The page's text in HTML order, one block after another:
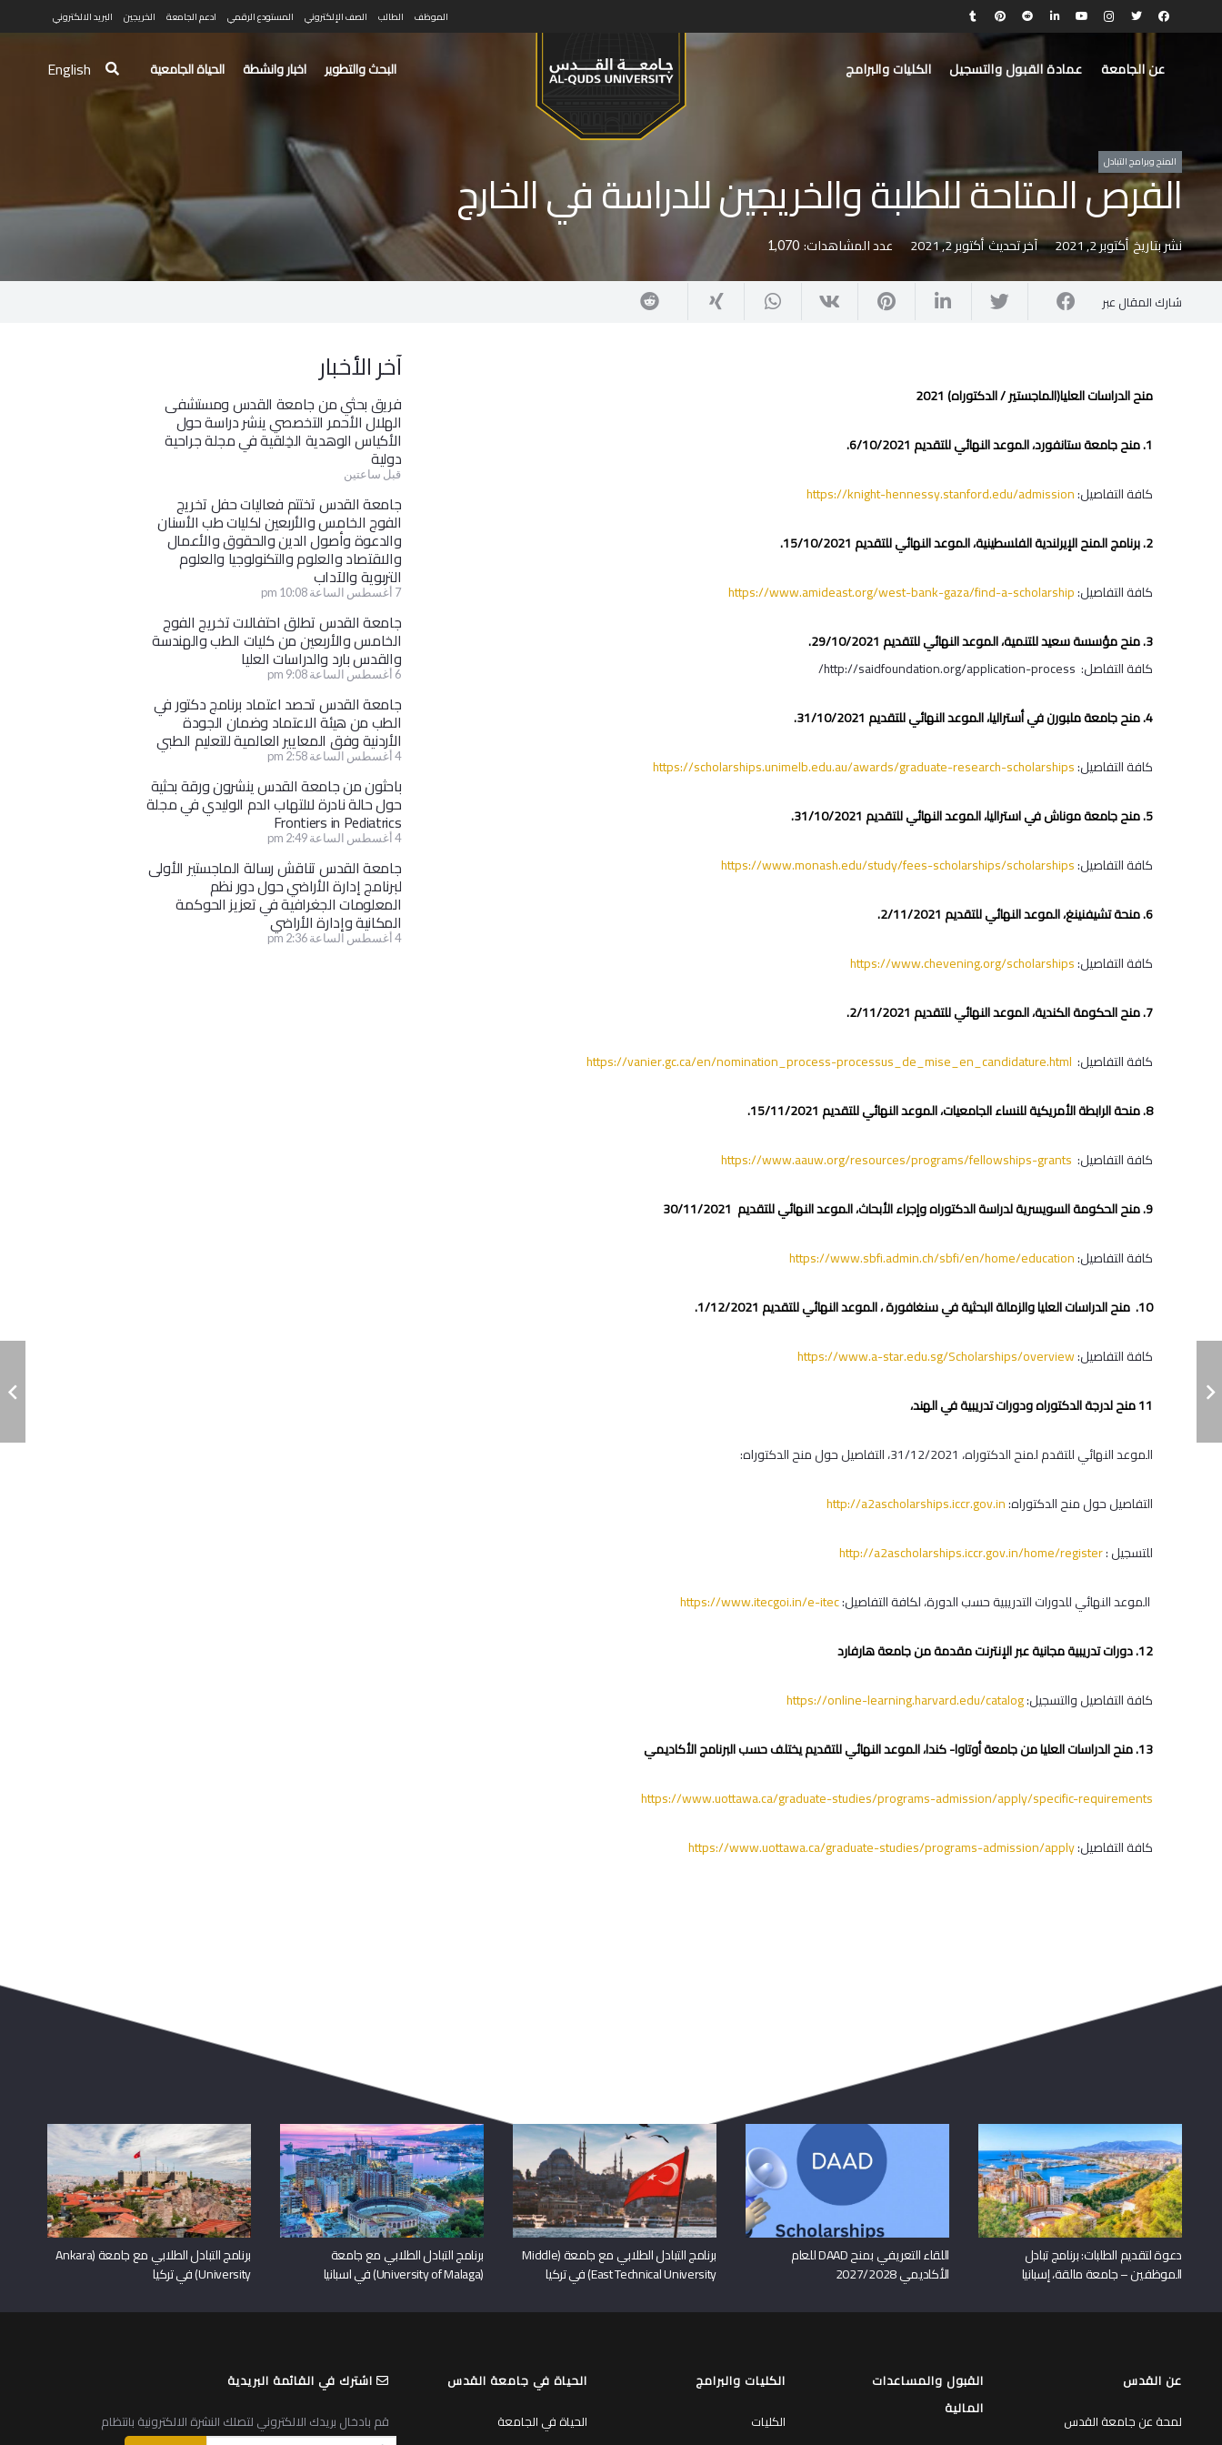
الموظف الطالب الصف الإلكتروني المستودع الرقمي ادعم الجامعة الخريجين البريد الالكتروني
عن الجامعة عمادة القبول والتسجيل الكليات والبرامج البحث والتطوير اخبار وانشطة الحياة الجامعية English
المنح وبرامج التبادل
الفرص المتاحة للطلبة والخريجين للدراسة في الخارج‎‎‎‎
نشر بتاريخأكتوبر 2, 2021 آخر تحديثأكتوبر 2, 2021 عدد المشاهدات: 1,070
شارك المقال عبر
منح الدراسات العليا(الماجستير / الدكتوراه) 2021
1. منح جامعة ستانفورد، الموعد النهائي للتقديم 6/10/2021.
كافة التفاصيل:https://knight-hennessy.stanford.edu/admission
2. برنامج المنح الإيرلندية الفلسطينية، الموعد النهائي للتقديم 15/10/2021.
كافة التفاصيل:https://www.amideast.org/west-bank-gaza/find-a-scholarship
3. منح مؤسسة سعيد للتنمية، الموعد النهائي للتقديم 29/10/2021.
كافة التفاصل: http://saidfoundation.org/application-process/
4. منح جامعة ملبورن في أستراليا‎‎، الموعد النهائي للتقديم 31/10/2021.
كافة التفاصيل:https://scholarships.unimelb.edu.au/awards/graduate-research-scholarships
5. منح جامعة موناش في استراليا، الموعد النهائي للتقديم 31/10/2021.
كافة التفاصيل:https://www.monash.edu/study/fees-scholarships/scholarships
6. منحة تشيفنينغ، الموعد النهائي للتقديم 2/11/2021.
كافة التفاصيل:https://www.chevening.org/scholarships
7. منح الحكومة الكندية، الموعد النهائي للتقديم 2/11/2021.
كافة التفاصيل: https://vanier.gc.ca/en/nomination_process-processus_de_mise_en_candidature.html
8. منحة الرابطة الأمريكية للنساء الجامعيات‎، الموعد النهائي للتقديم 15/11/2021.
كافة التفاصيل: https://www.aauw.org/resources/programs/fellowships-grants
9. منح الحكومة السويسرية لدراسة الدكتوراه وإجراء الأبحاث‎‎‎‎، الموعد النهائي للتقديم 30/11/2021
كافة التفاصيل:https://www.sbfi.admin.ch/sbfi/en/home/education
10. منح الدراسات العليا والزمالة البحثية في سنغافورة ‎، الموعد النهائي للتقديم 1/12/2021.
كافة التفاصيل:https://www.a-star.edu.sg/Scholarships/overview
11 منح لدرجة الدكتوراه ودورات تدريبية في الهند،
الموعد النهائي للتقدم لمنح الدكتوراه، 31/12/2021، التفاصيل حول منح الدكتوراه:
التفاصيل حول منح الدكتوراه:http://a2ascholarships.iccr.gov.in
للتسجيل :http://a2ascholarships.iccr.gov.in/home/register
الموعد النهائي للدورات التدريبية حسب الدورة، لكافة التفاصيل:https://www.itecgoi.in/e-itec
12. دورات تدريبية مجانية عبر الإنترنت مقدمة من جامعة هارفارد‎‎‎‎
كافة التفاصيل والتسجيل:https://online-learning.harvard.edu/catalog
13. منح الدراسات العليا من جامعة أوتاوا- كندا‎‎، الموعد النهائي للتقديم يختلف حسب البرنامج الأكاديمي
https://www.uottawa.ca/graduate-studies/programs-admission/apply/specific-requirements
كافة التفاصيل:https://www.uottawa.ca/graduate-studies/programs-admission/apply
آخر الأخبار
فريق بحثي من جامعة القدس ومستشفى
الهلال الأحمر التخصصي ينشر دراسة حول
الأكياس الوهدية الخِلقية في مجلة جراحية
دولية
قبل ساعتين
جامعة القدس تختتم فعاليات حفل تخريج
الفوج الخامس والأربعين لكليات طب الأسنان
والدعوة وأصول الدين والحقوق والأعمال
والاقتصاد والعلوم والتكنولوجيا والعلوم
التربوية والآداب
7 أغسطس الساعة 10:08 pm
جامعة القدس تطلق احتفالات تخريج الفوج
الخامس والأربعين من كليات الطب والهندسة
والقدس بارد والدراسات العليا
6 أغسطس الساعة 9:08 pm
جامعة القدس تحصد اعتماد برنامج دكتور في
الطب من هيئة الاعتماد وضمان الجودة
الأردنية وفق المعايير العالمية للتعليم الطبي
4 أغسطس الساعة 2:58 pm
باحثون من جامعة القدس ينشرون ورقة بحثية
حول حالة نادرة لالتهاب الدم الوليدي في مجلة
Frontiers in Pediatrics
4 أغسطس الساعة 2:49 pm
جامعة القدس تناقش رسالة الماجستير الأولى
لبرنامج إدارة الأراضي حول دور نظم
المعلومات الجغرافية في تعزيز الحوكمة
المكانية وإدارة الأراضي
4 أغسطس الساعة 2:36 pm
دعوة لتقديم الطلبات: برنامج تبادل
الموظفين – جامعة مالقة، إسبانيا
اللقاء التعريفي بمنح DAAD للعام
الأكاديمي 2027/2028
برنامج التبادل الطلابي مع جامعة (Middle
East Technical University) في تركيا
برنامج التبادل الطلابي مع جامعة
(University of Malaga) في اسبانيا
برنامج التبادل الطلابي مع جامعة (Ankara
University) في تركيا
عن القدس
لمحة عن جامعة القدس
القبول والمساعدات
المالية
الكليات والبرامج
الكليات
الحياة في جامعة القدس
الحياة في الجامعة
اشترك في القائمة البريدية
قم بادخال بريدك الالكتروني لتصلك النشرة الالكترونية بانتظام